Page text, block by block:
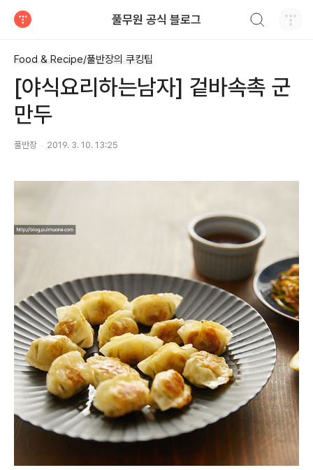
풀무원 공식 블로그
Food & Recipe/풀반장의 쿠킹팁
[야식요리하는남자] 겉바속촉 군
만두
풀반장 2019. 3. 10. 13:25